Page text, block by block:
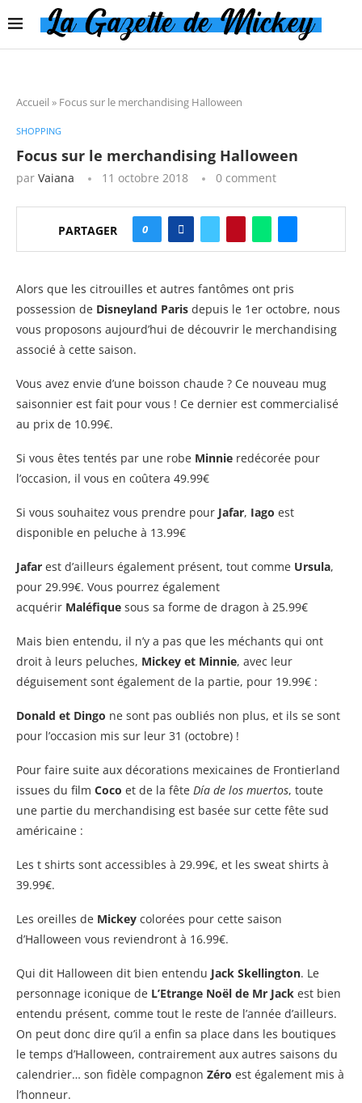
Accueil » Focus sur le merchandising Halloween
SHOPPING
Focus sur le merchandising Halloween
par Vaiana 11 octobre 2018 0 comment
PARTAGER 0
Alors que les citrouilles et autres fantômes ont pris
possession de Disneyland Paris depuis le 1er octobre, nous
vous proposons aujourd’hui de découvrir le merchandising
associé à cette saison.
Vous avez envie d’une boisson chaude ? Ce nouveau mug
saisonnier est fait pour vous ! Ce dernier est commercialisé
au prix de 10.99€.
Si vous êtes tentés par une robe Minnie redécorée pour
l’occasion, il vous en coûtera 49.99€
Si vous souhaitez vous prendre pour Jafar, Iago est
disponible en peluche à 13.99€
Jafar est d’ailleurs également présent, tout comme Ursula,
pour 29.99€. Vous pourrez également
acquérir Maléfique sous sa forme de dragon à 25.99€
Mais bien entendu, il n’y a pas que les méchants qui ont
droit à leurs peluches, Mickey et Minnie, avec leur
déguisement sont également de la partie, pour 19.99€ :
Donald et Dingo ne sont pas oubliés non plus, et ils se sont
pour l’occasion mis sur leur 31 (octobre) !
Pour faire suite aux décorations mexicaines de Frontierland
issues du film Coco et de la fête Día de los muertos, toute
une partie du merchandising est basée sur cette fête sud
américaine :
Les t shirts sont accessibles à 29.99€, et les sweat shirts à
39.99€.
Les oreilles de Mickey colorées pour cette saison
d’Halloween vous reviendront à 16.99€.
Qui dit Halloween dit bien entendu Jack Skellington. Le
personnage iconique de L’Etrange Noël de Mr Jack est bien
entendu présent, comme tout le reste de l’année d’ailleurs.
On peut donc dire qu’il a enfin sa place dans les boutiques
le temps d’Halloween, contrairement aux autres saisons du
calendrier… son fidèle compagnon Zéro est également mis à
l’honneur.